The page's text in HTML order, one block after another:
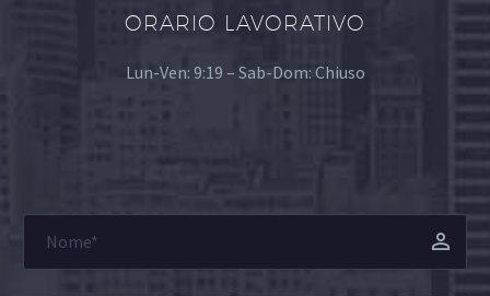
ORARIO LAVORATIVO
Lun-Ven: 9:19 – Sab-Dom: Chiuso